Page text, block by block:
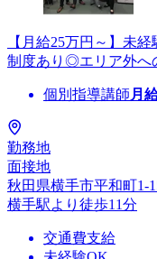
【月給25万円～】未
制度あり◎エリア外へ
個別指導講師 月
勤務地
面接地
秋田県横手市平和町1-
横手駅より徒歩11分
交通費支給